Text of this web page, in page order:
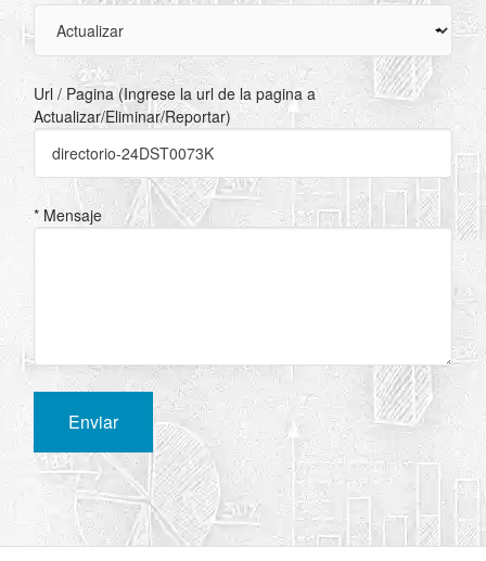
Url / Pagina (Ingrese la url de la pagina a
Actualizar/Eliminar/Reportar)
* Mensaje
Enviar